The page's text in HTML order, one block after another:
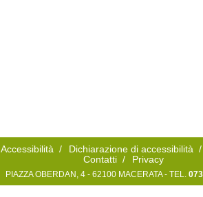
Accessibilità / Dichiarazione di accessibilità /
Contatti / Privacy
PIAZZA OBERDAN, 4 - 62100 MACERATA - TEL.